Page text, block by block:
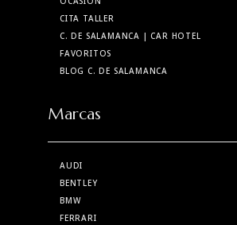
CITA TALLER
C. DE SALAMANCA | CAR HOTEL
FAVORITOS
BLOG C. DE SALAMANCA
Marcas
AUDI
BENTLEY
BMW
FERRARI